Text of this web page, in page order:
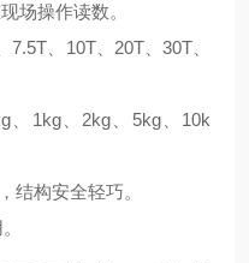
场操作读数。
、10T、20T、30T、
、1kg、2kg、5kg、10k
结构安全轻巧。